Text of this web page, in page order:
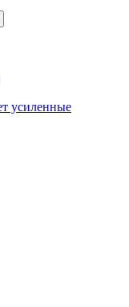
усиленные